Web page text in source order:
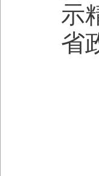
示
省